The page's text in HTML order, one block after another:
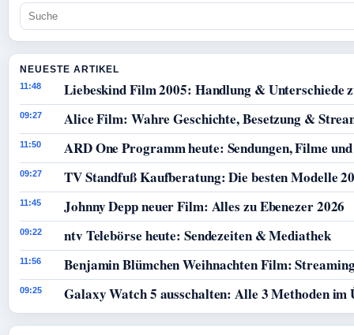
NEUESTE ARTIKEL
11:48 Liebeskind Film 2005: Handlung & Unterschiede
09:27 Alice Film: Wahre Geschichte, Besetzung &
11:50 ARD One Programm heute: Sendungen, Filme
09:27 TV Standfuß Kaufberatung: Die besten Modelle
11:45 Johnny Depp neuer Film: Alles zu Ebenezer 2026
09:22 ntv Telebörse heute: Sendezeiten & Mediathek
11:56 Benjamin Blümchen Weihnachten Film:
09:25 Galaxy Watch 5 ausschalten: Alle 3 Methoden im